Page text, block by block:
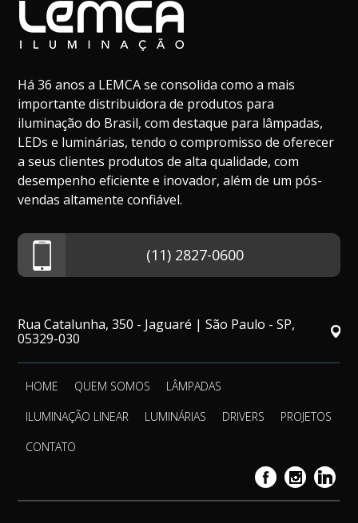
Há 36 anos a LEMCA se consolida como a mais
importante distribuidora de produtos para
iluminação do Brasil, com destaque para lâmpadas,
LEDs e luminárias, tendo o compromisso de oferecer
a seus clientes produtos de alta qualidade, com
desempenho eficiente e inovador, além de um pós-
vendas altamente confiável.
(11) 2827-0600
Rua Catalunha, 350 - Jaguaré | São Paulo - SP,
05329-030
HOME QUEM SOMOS
LÂMPADAS
ILUMINAÇÃO LINEAR
LUMINÁRIAS DRIVERS
PROJETOS
CONTATO